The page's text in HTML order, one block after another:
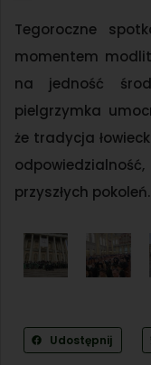
Tegoroczne
momentem
na jedność
pielgrzymka
że tradycja
przyszłych pokoleń.
Udostępnij